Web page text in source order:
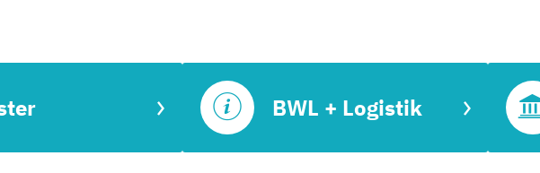
BWL + Logistik